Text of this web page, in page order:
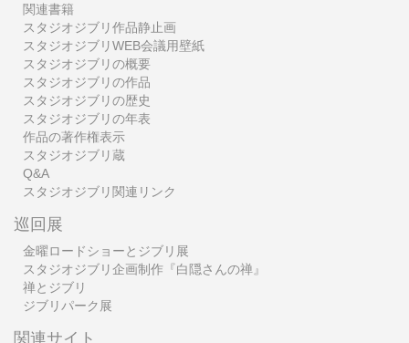
関連書籍
スタジオジブリ作品静止画
スタジオジブリWEB会議用壁紙
スタジオジブリの概要
スタジオジブリの作品
スタジオジブリの歴史
スタジオジブリの年表
作品の著作権表示
スタジオジブリ蔵
Q&A
スタジオジブリ関連リンク
巡回展
金曜ロードショーとジブリ展
スタジオジブリ企画制作『白隠さんの禅』
禅とジブリ
ジブリパーク展
関連サイト